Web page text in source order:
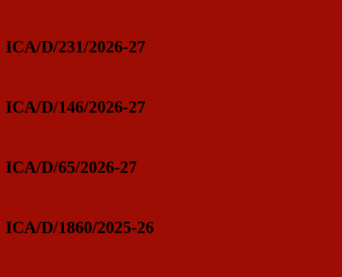
ICA/D/231/2026-27
ICA/D/146/2026-27
ICA/D/65/2026-27
ICA/D/1860/2025-26